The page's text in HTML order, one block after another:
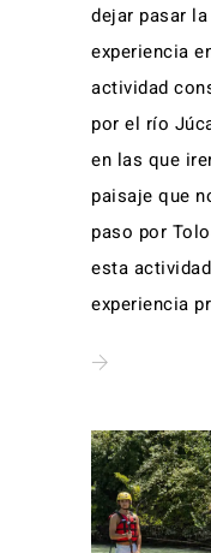
dejar pasar
experiencia
actividad
por el río
en las que
paisaje que
paso por
esta
experiencia